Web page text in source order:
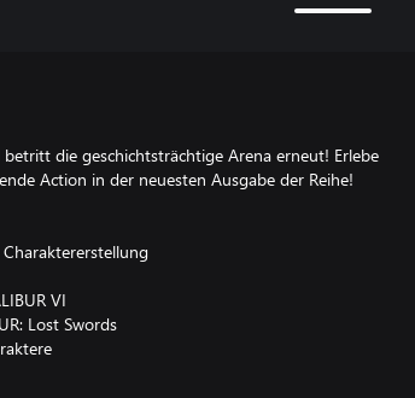
betritt die geschichtsträchtige Arena erneut! Erlebe
Action in der neuesten Ausgabe der Reihe!
VI
Lost Swords